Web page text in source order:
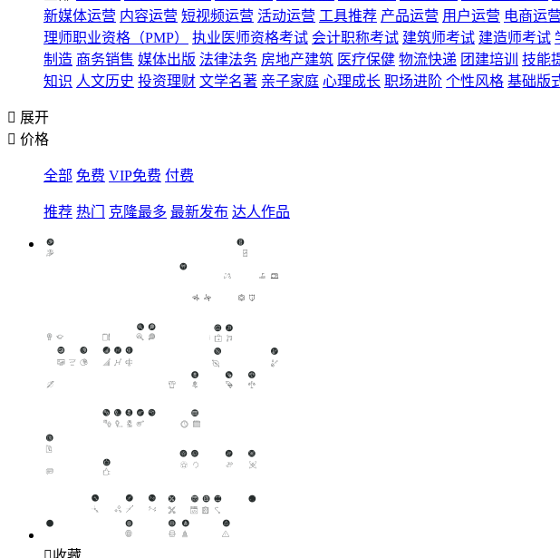
新媒体运营 内容运营 短视频运营 活动运营 工具推荐 产品运营 用户运营 电商运营
理师职业资格（PMP）
执业医师资格考试 会计职称考试 建筑师考试 建造师考试
制造 商务销售 媒体出版 法律法务 房地产建筑 医疗保健 物流快递 团建培训 技能
知识 人文历史 投资理财 文学名著 亲子家庭 心理成长 职场进阶 个性风格 基础版
 展开
 价格
全部 免费 VIP免费 付费
推荐 热门 克隆最多 最新发布 达人作品